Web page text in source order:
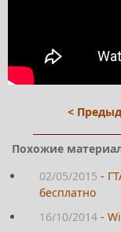
<
Похожие
02/05/2015 -
бесплатно
16/10/2014 -